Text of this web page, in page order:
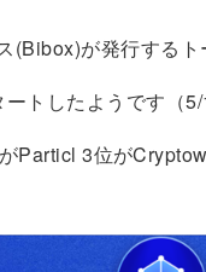
(Bibox)が発行するト
トしたようです（5/
Particl 3位が